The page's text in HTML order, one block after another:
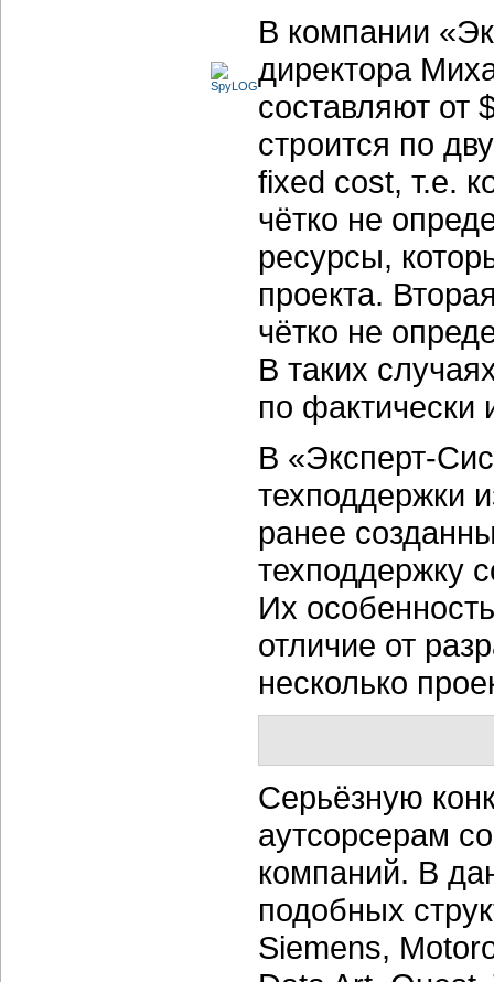
В компании
директора
составляют от
строится по
fixed cost, т.е.
чётко не
ресурсы,
проекта.
чётко не
В таких
по фактически
В «Эксперт-
техподдержки
ранее
техподдержку
Их
отличие от
несколько
Серьёзную
аутсорсерам
компаний. В
подобных
Siemens,